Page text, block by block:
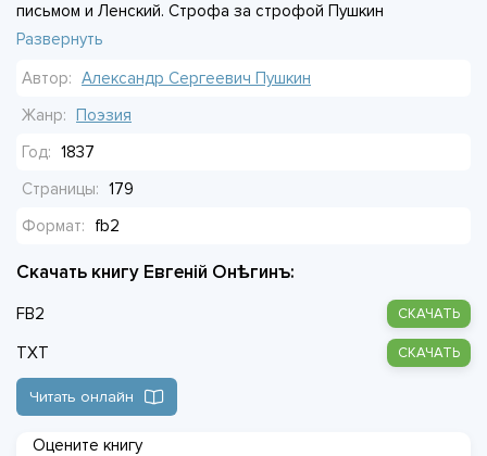
письмом и Ленский. Строфа за строфой Пушкин
рассказывает историю человека, уставшего от света, но
стреляется с другом, а потом встречает ту же женщину в
блеске высшего общества. Судьба книги сплелась с
судьбой поэта. Томик вышел, а автора уже не стало.
Развернуть
Автор: Александр Сергеевич Пушкин
Жанр: Поэзия
Год: 1837
Страницы: 179
Формат:
fb2
Скачать книгу Евгенiй Онѣгинъ:
FB2 СКАЧАТЬ
TXT СКАЧАТЬ
Читать онлайн
Оцените книгу